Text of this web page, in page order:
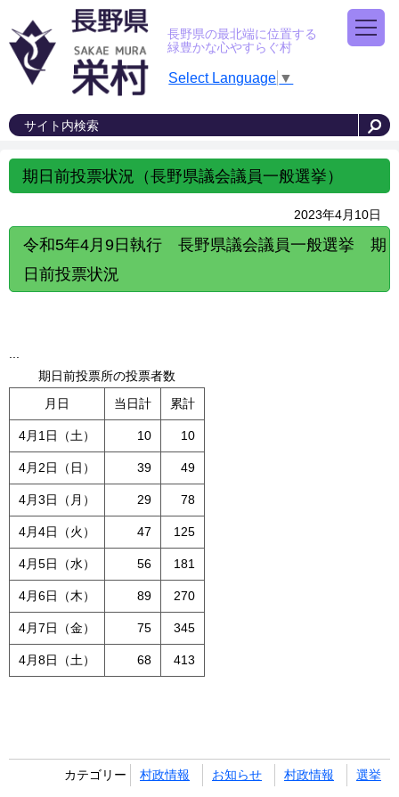
長野県の最北端に位置する
緑豊かな心やすらぐ村
Select Language ▼
期日前投票状況（長野県議会議員一般選挙）
2023年4月10日
令和5年4月9日執行 長野県議会議員一般選挙 期
日前投票状況
期日前投票所の投票者数
月日
当日計 累計
4月1日（土） 10 10
4月2日（日） 39 49
4月3日（月） 29 78
4月4日（火） 47 125
4月5日（水） 56 181
4月6日（木） 89 270
4月7日（金） 75 345
4月8日（土） 68 413
カテゴリー 村政情報 お知らせ 村政情報 選挙